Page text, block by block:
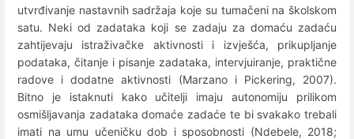
utvrđivanje nastavnih sadržaja koje su tumačeni na školskom
satu. Neki od zadataka koji se zadaju za domaću zadaću
zahtijevaju istraživačke aktivnosti i izvješća, prikupljanje
podataka, čitanje i pisanje zadataka, intervjuiranje, praktične
radove i dodatne aktivnosti (Marzano i Pickering, 2007).
Bitno je istaknuti kako učitelji imaju autonomiju prilikom
osmišljavanja zadataka domaće zadaće te bi svakako trebali
imati na umu učeničku dob i sposobnosti (Ndebele, 2018;